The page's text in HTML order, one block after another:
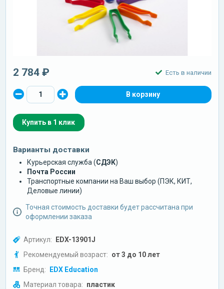
2 784 ₽ Есть в наличии
Купить в 1 клик
Варианты доставки
Курьерская служба (СДЭК)
Почта России
Транспортные компании на Ваш выбор (ПЭК, КИТ,
Деловые линии)
Точная стоимость доставки будет рассчитана при
оформлении заказа
Артикул: EDX-13901J
Рекомендуемый возраст: от 3 до 10 лет
Бренд: EDX Education
Материал товара: пластик